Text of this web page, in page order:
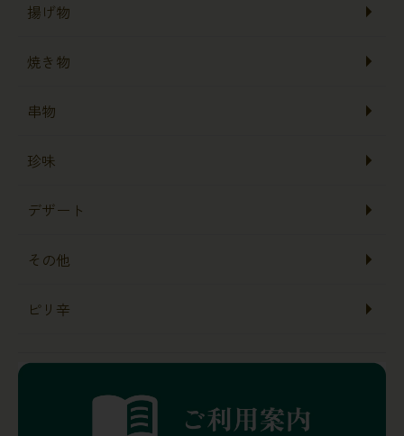
揚げ物
焼き物
串物
珍味
デザート
その他
ピリ辛